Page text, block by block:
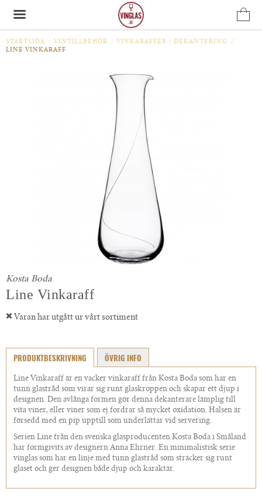
STARTSIDA / VINTILLBEHÖR / VINKARAFFER / DEKANTERING /
LINE VINKARAFF
Kosta Boda
Line Vinkaraff
Varan har utgått ur vårt sortiment
PRODUKTBESKRIVNING ÖVRIG INFO
Line Vinkaraff är en vacker vinkaraff från Kosta Boda som har en
tunn glastråd som virar sig runt glaskroppen och skapar ett djup i
designen. Den avlånga formen gör denna dekanterare lämplig till
vita viner, eller viner som ej fordrar så mycket oxidation. Halsen är
försedd med en pip upptill som underlättar vid servering.
Serien Line från den svenska glasproducenten Kosta Boda i Småland
har formgivits av designern Anna Ehrner. En minimalistisk serie
vinglas som har en linje med tunn glastråd som sträcker sig runt
glaset och ger designen både djup och karaktär.